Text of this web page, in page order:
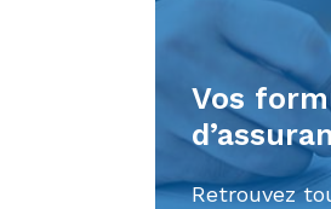
Vos
Retrouvez